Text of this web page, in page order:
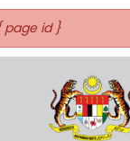
page id }